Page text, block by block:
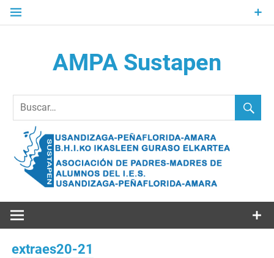
Saltar
AMPA Sustapen
Elkartea Asociación de Padres-Madres de Alumnos del I.E.S.
extraes20-21